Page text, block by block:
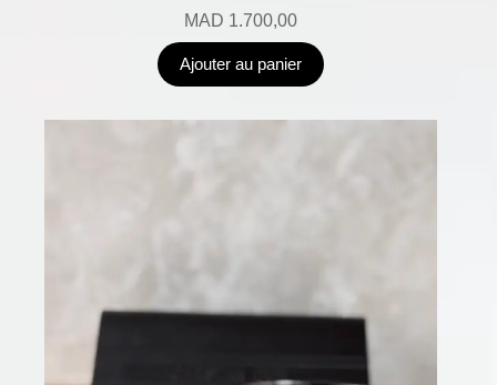
MAD 1.700,00
Ajouter au panier